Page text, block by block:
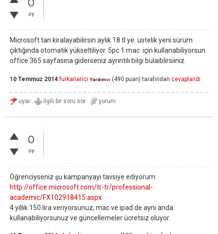
oy
Microsoft tan kiralayabilirsin aylık 18 tl ye. üstelik yeni sürüm
çıktığında otomatik yükseltiliyor. 5pc 1 mac için kullanabiliyorsun.
office 365 sayfasına giderseniz ayrıntılı bilgi bulaiblirsiiniz.
10 Temmuz 2014 furkanarici Yardımcı (490 puan) tarafından cevaplandı
0
oy
Öğrenciyseniz şu kampanyayı tavsiye ediyorum:
http://office.microsoft.com/tr-tr/professional-
academic/FX102918415.aspx
4 yıllık 150 lira veriyorsunuz, mac ve ipad de aynı anda
kullanabiliyorsunuz ve güncellemeler ücretsiz oluyor.